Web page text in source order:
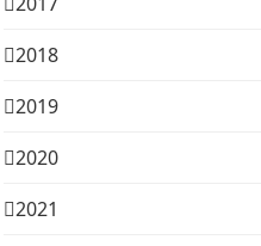
2018
2019
2020
2021